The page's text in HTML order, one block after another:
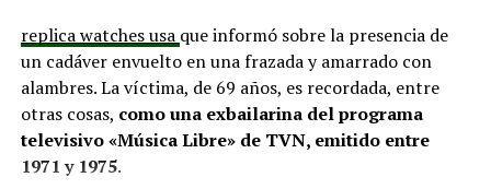
En la comuna deCuraco de Vélez, la alcaldesa Javiera
Yáñezindicó que históricamente la Subdere ha apoyado
a los municipios en diversos proyectos y que confía en
que durante el año se asignen nuevos recursos, aunque
reconoció una disminución evidente en comparación
replica watches usa que informó sobre la presencia de
un cadáver envuelto en una frazada y amarrado con
alambres. La víctima, de 69 años, es recordada, entre
otras cosas, como una exbailarina del programa
televisivo «Música Libre» de TVN, emitido entre
1971 y 1975.